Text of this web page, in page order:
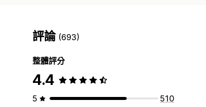
評論 (693)
整體評分
4.4
5
510